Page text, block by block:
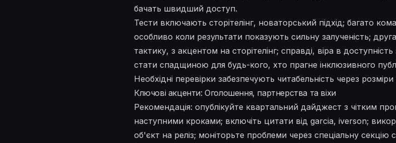
бачать швидший доступ.
Тести включають сторітелінг, новаторський підхід; багато
особливо коли результати показують сильну залученість;
тактику, з акцентом на сторітелінг; справді, віра в
стати спадщиною для будь-кого, хто прагне інклюзивного
Необхідні перевірки забезпечують читабельність через розміри
Ключові акценти: Оголошення, партнерства та віхи
Рекомендація: опублікуйте квартальний дайджест з чітким
наступними кроками; включіть цитати від garcia, iverson;
об'єкт на реліз; моніторьте проблеми через спеціальну секцію